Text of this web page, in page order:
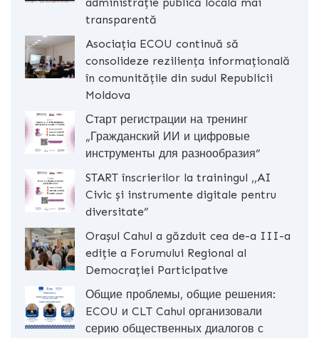
transparentă
Asociația ECOU continuă să
consolideze reziliența informațională
în comunitățile din sudul Republicii
Moldova
Старт регистрации на тренинг
„Гражданский ИИ и цифровые
инструменты для разнообразия”
START înscrierilor la trainingul ,,AI
Civic și instrumente digitale pentru
diversitate”
Orașul Cahul a găzduit cea de-a III-a
ediție a Forumului Regional al
Democrației Participative
Общие проблемы, общие решения:
ECOU и CLT Cahul организовали
серию общественных диалогов с